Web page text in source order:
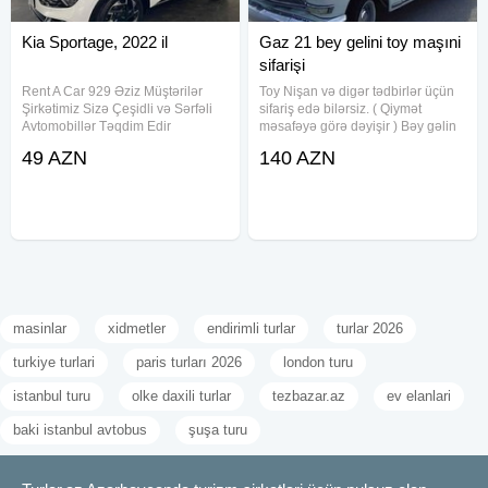
Kia Sportage, 2022 il
Rent A Car 929 Əziz Müştərilər
Şirkətimiz Sizə Çeşidli və Sərfəli
Avtomobillər Təqdim Edir
icareye masin teklif ediriki, Depozit
49 AZN
Gaz 21 bey gelini toy maşıni
sifarişi
Toy Nişan və digər tədbirlər üçün
sifariş edə bilərsiz. ( Qiymət
məsafəyə görə dəyişir ) Bəy gəlin
Körpələrin Doğum Evindən
140 AZN
masinlar xidmetler endirimli turlar turlar 2026
turkiye turlari paris turları 2026 london turu
istanbul turu olke daxili turlar tezbazar.az ev elanlari
baki istanbul avtobus şuşa turu